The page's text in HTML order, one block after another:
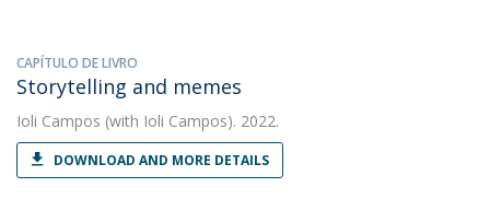
CAPÍTULO DE LIVRO
Storytelling and memes
Ioli Campos (with Ioli Campos). 2022.
DOWNLOAD AND MORE DETAILS